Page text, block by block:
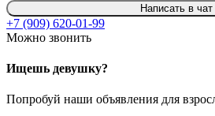
Написать в чат
+7 (909) 620-01-99
Можно звонить
Ищешь девушку?
Попробуй наши объявления для